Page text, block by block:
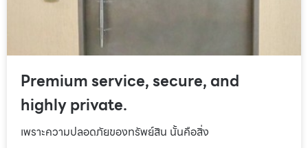
Premium service, secure, and
highly private.
เพราะความปลอดภัยของทรัพย์สิน นั้นคือสิ่ง